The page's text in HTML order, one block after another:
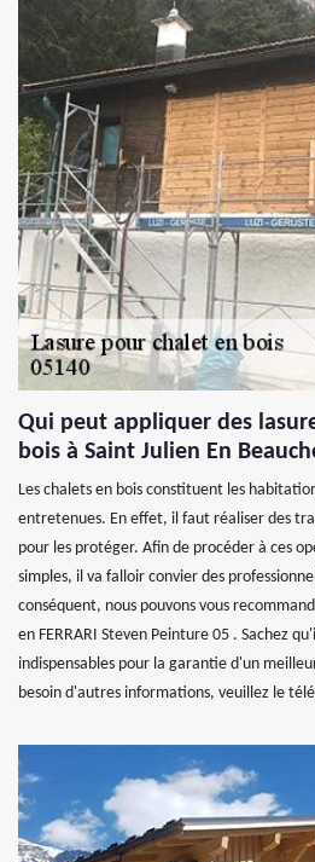
Qui peut appliquer des
bois à Saint Julien En
Les chalets en bois constituent les
entretenues. En effet, il faut réaliser des
pour les protéger. Afin de procéder à ces
simples, il va falloir convier des
conséquent, nous pouvons vous
en FERRARI Steven Peinture 05 . Sachez
indispensables pour la garantie d'un
besoin d'autres informations, veuillez le